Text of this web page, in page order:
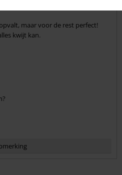
maar voor de rest perfect!
kwijt kan.